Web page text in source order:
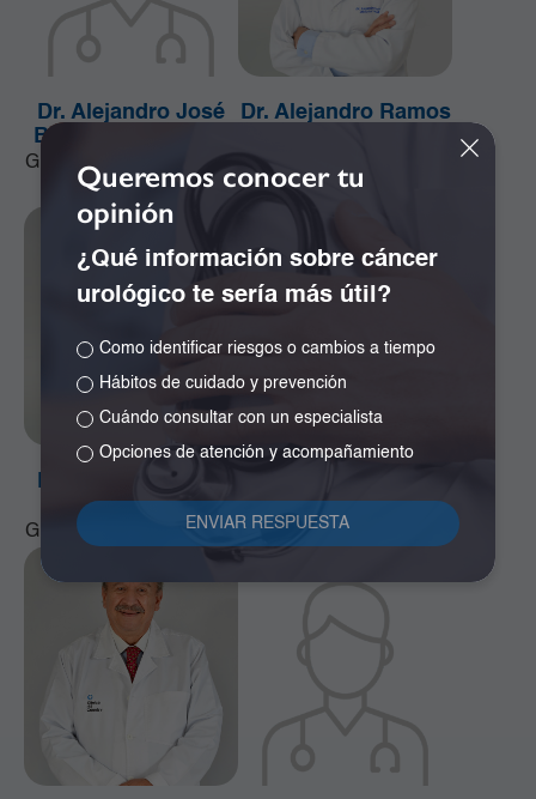
Dr. Alejandro José
Bonivento Jiménez
Ginecología y Obstetricia
Dr. Alejandro Ramos
Neurocirugía
Uribe
Ginecología y Obstetricia
Quiñonez
Ginecología y Obstetricia
Queremos conocer tu
opinión
¿Qué información sobre cáncer
urológico te sería más útil?
Como identificar riesgos o cambios a tiempo
Hábitos de cuidado y prevención
Cuándo consultar con un especialista
Opciones de atención y acompañamiento